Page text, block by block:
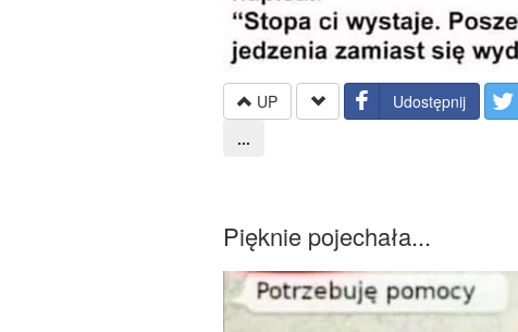
UP Udostępnij
...
Pięknie pojechała...